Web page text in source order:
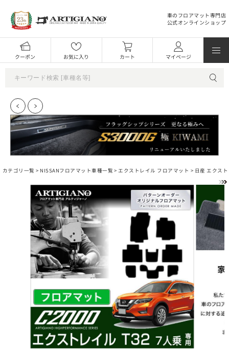
車のフロアマット専門店
公式オンラインショップ
クーポン お気に入り カート マイページ
カテゴリ一覧 > NISSANフロアマット車種一覧 > エクストレイル フロアマット > 日産 エクス